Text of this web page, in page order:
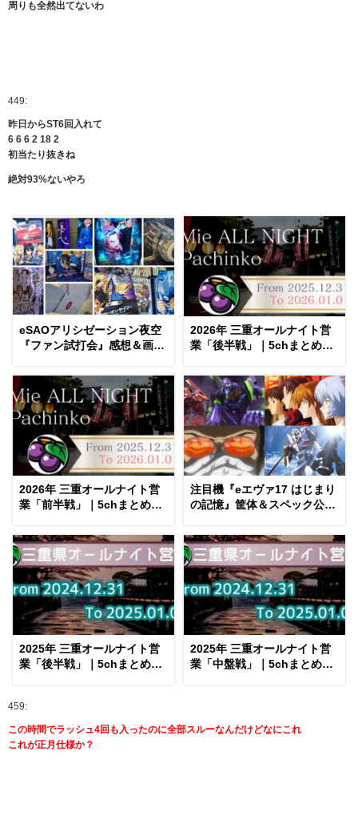
周りも全然出てないわ
449:
昨日からST6回入れて
6 6 6 2 18 2
初当たり抜きね
絶対93%ないやろ
eSAOアリシゼーション夜空
『ファン試打会』感想＆画像
間、好感触のフェアスター
ト、原作愛溢れる演出に感動
etc…
2026年 三重オールナイト営
業「後半戦」｜5chまとめ＆
2026年 三重オールナイト営
業「前半戦」｜5chまとめ＆
注目機『eエヴァ17 はじまり
の記憶』筐体＆スペック公開
的、EVA15検定切れを見越し
たか、初号機デッカい etc…
2025年 三重オールナイト営
業「後半戦」｜5chまとめ＆
2025年 三重オールナイト営
業「中盤戦」｜5chまとめ＆
459:
この時間でラッシュ4回も入ったのに全部スルーなんだけどなにこれ
これが正月仕様か？